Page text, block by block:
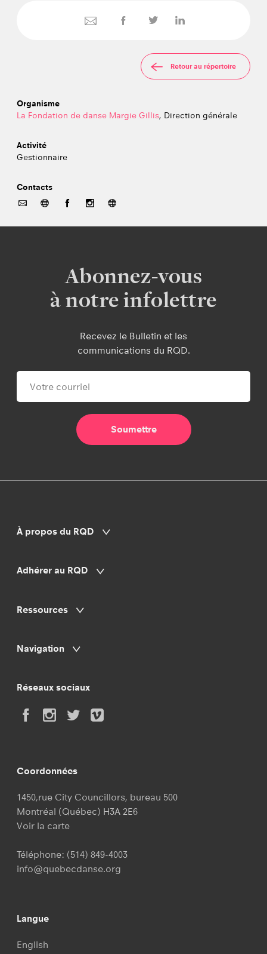
Retour au répertoire
Organisme
La Fondation de danse Margie Gillis, Direction générale
Activité
Gestionnaire
Contacts
Abonnez-vous
à notre infolettre
Recevez le Bulletin et les
communications du RQD.
À propos du RQD
Adhérer au RQD
Ressources
Navigation
Réseaux sociaux
Coordonnées
1450,rue City Councillors, bureau 500
Montréal (Québec) H3A 2E6
Voir la carte
Téléphone: (514) 849-4003
info@quebecdanse.org
Langue
English